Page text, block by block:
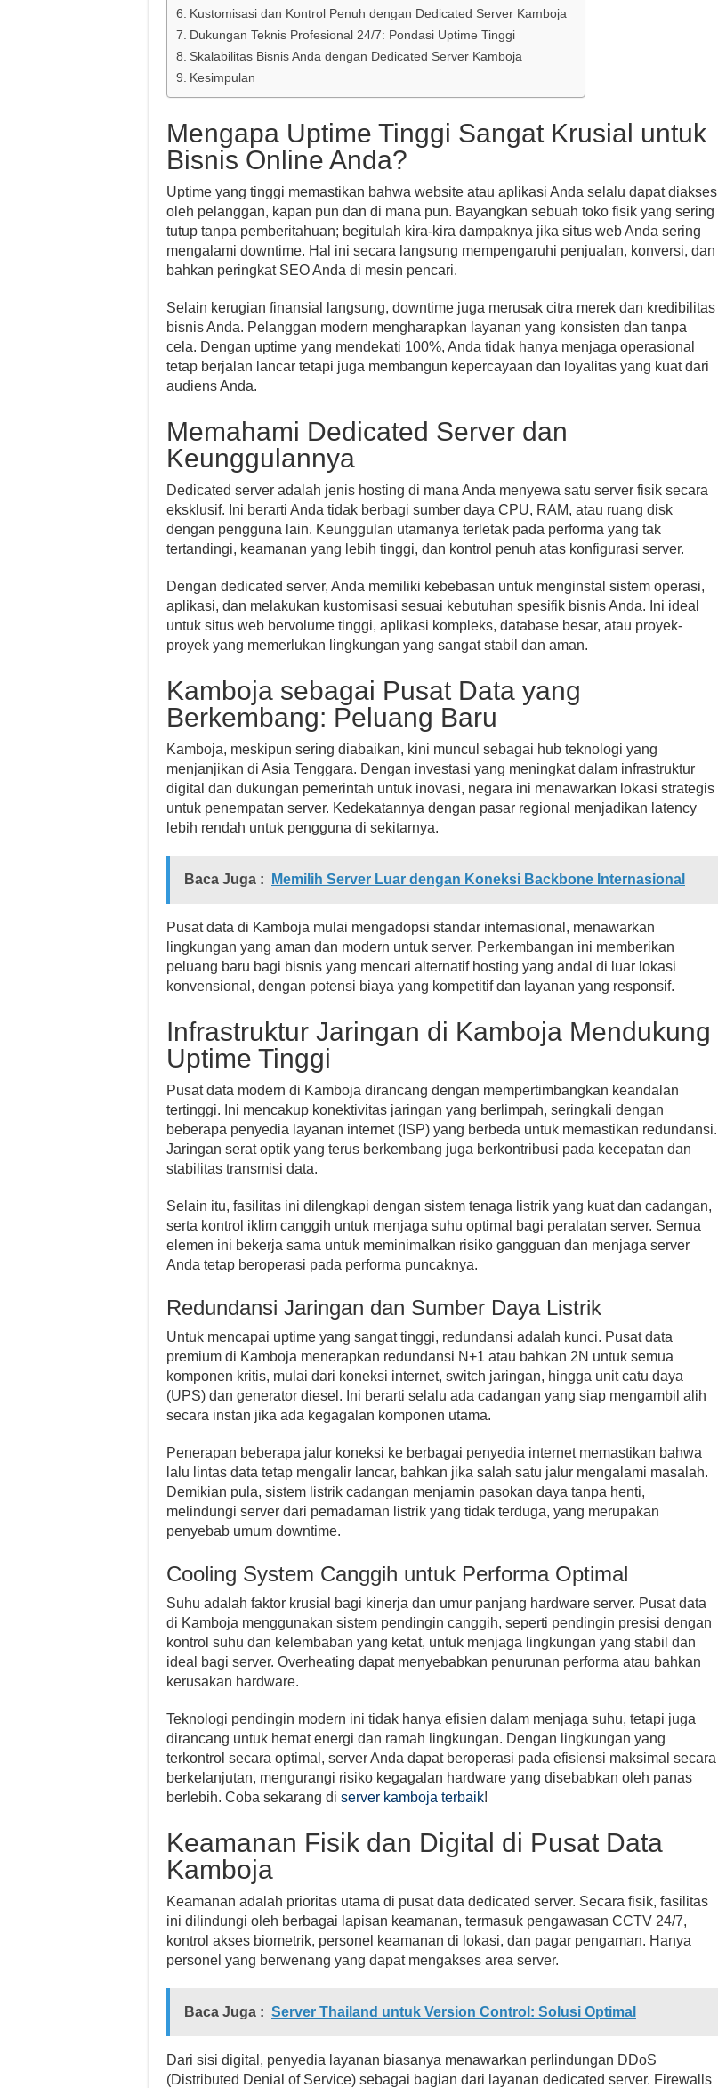
Kustomisasi dan Kontrol Penuh dengan Dedicated Server Kamboja
Dukungan Teknis Profesional 24/7: Pondasi Uptime Tinggi
Skalabilitas Bisnis Anda dengan Dedicated Server Kamboja
Kesimpulan
Mengapa Uptime Tinggi Sangat Krusial untuk
Bisnis Online Anda?
Uptime yang tinggi memastikan bahwa website atau aplikasi Anda selalu dapat diakses
oleh pelanggan, kapan pun dan di mana pun. Bayangkan sebuah toko fisik yang sering
tutup tanpa pemberitahuan; begitulah kira-kira dampaknya jika situs web Anda sering
mengalami downtime. Hal ini secara langsung mempengaruhi penjualan, konversi, dan
bahkan peringkat SEO Anda di mesin pencari.
Selain kerugian finansial langsung, downtime juga merusak citra merek dan kredibilitas
bisnis Anda. Pelanggan modern mengharapkan layanan yang konsisten dan tanpa
cela. Dengan uptime yang mendekati 100%, Anda tidak hanya menjaga operasional
tetap berjalan lancar tetapi juga membangun kepercayaan dan loyalitas yang kuat dari
audiens Anda.
Memahami Dedicated Server dan
Keunggulannya
Dedicated server adalah jenis hosting di mana Anda menyewa satu server fisik secara
eksklusif. Ini berarti Anda tidak berbagi sumber daya CPU, RAM, atau ruang disk
dengan pengguna lain. Keunggulan utamanya terletak pada performa yang tak
tertandingi, keamanan yang lebih tinggi, dan kontrol penuh atas konfigurasi server.
Dengan dedicated server, Anda memiliki kebebasan untuk menginstal sistem operasi,
aplikasi, dan melakukan kustomisasi sesuai kebutuhan spesifik bisnis Anda. Ini ideal
untuk situs web bervolume tinggi, aplikasi kompleks, database besar, atau proyek-
proyek yang memerlukan lingkungan yang sangat stabil dan aman.
Kamboja sebagai Pusat Data yang
Berkembang: Peluang Baru
Kamboja, meskipun sering diabaikan, kini muncul sebagai hub teknologi yang
menjanjikan di Asia Tenggara. Dengan investasi yang meningkat dalam infrastruktur
digital dan dukungan pemerintah untuk inovasi, negara ini menawarkan lokasi strategis
untuk penempatan server. Kedekatannya dengan pasar regional menjadikan latency
lebih rendah untuk pengguna di sekitarnya.
Baca Juga : Memilih Server Luar dengan Koneksi Backbone Internasional
Pusat data di Kamboja mulai mengadopsi standar internasional, menawarkan
lingkungan yang aman dan modern untuk server. Perkembangan ini memberikan
peluang baru bagi bisnis yang mencari alternatif hosting yang andal di luar lokasi
konvensional, dengan potensi biaya yang kompetitif dan layanan yang responsif.
Infrastruktur Jaringan di Kamboja Mendukung
Uptime Tinggi
Pusat data modern di Kamboja dirancang dengan mempertimbangkan keandalan
tertinggi. Ini mencakup konektivitas jaringan yang berlimpah, seringkali dengan
beberapa penyedia layanan internet (ISP) yang berbeda untuk memastikan redundansi.
Jaringan serat optik yang terus berkembang juga berkontribusi pada kecepatan dan
stabilitas transmisi data.
Selain itu, fasilitas ini dilengkapi dengan sistem tenaga listrik yang kuat dan cadangan,
serta kontrol iklim canggih untuk menjaga suhu optimal bagi peralatan server. Semua
elemen ini bekerja sama untuk meminimalkan risiko gangguan dan menjaga server
Anda tetap beroperasi pada performa puncaknya.
Redundansi Jaringan dan Sumber Daya Listrik
Untuk mencapai uptime yang sangat tinggi, redundansi adalah kunci. Pusat data
premium di Kamboja menerapkan redundansi N+1 atau bahkan 2N untuk semua
komponen kritis, mulai dari koneksi internet, switch jaringan, hingga unit catu daya
(UPS) dan generator diesel. Ini berarti selalu ada cadangan yang siap mengambil alih
secara instan jika ada kegagalan komponen utama.
Penerapan beberapa jalur koneksi ke berbagai penyedia internet memastikan bahwa
lalu lintas data tetap mengalir lancar, bahkan jika salah satu jalur mengalami masalah.
Demikian pula, sistem listrik cadangan menjamin pasokan daya tanpa henti,
melindungi server dari pemadaman listrik yang tidak terduga, yang merupakan
penyebab umum downtime.
Cooling System Canggih untuk Performa Optimal
Suhu adalah faktor krusial bagi kinerja dan umur panjang hardware server. Pusat data
di Kamboja menggunakan sistem pendingin canggih, seperti pendingin presisi dengan
kontrol suhu dan kelembaban yang ketat, untuk menjaga lingkungan yang stabil dan
ideal bagi server. Overheating dapat menyebabkan penurunan performa atau bahkan
kerusakan hardware.
Teknologi pendingin modern ini tidak hanya efisien dalam menjaga suhu, tetapi juga
dirancang untuk hemat energi dan ramah lingkungan. Dengan lingkungan yang
terkontrol secara optimal, server Anda dapat beroperasi pada efisiensi maksimal secara
berkelanjutan, mengurangi risiko kegagalan hardware yang disebabkan oleh panas
berlebih. Coba sekarang di server kamboja terbaik!
Keamanan Fisik dan Digital di Pusat Data
Kamboja
Keamanan adalah prioritas utama di pusat data dedicated server. Secara fisik, fasilitas
ini dilindungi oleh berbagai lapisan keamanan, termasuk pengawasan CCTV 24/7,
kontrol akses biometrik, personel keamanan di lokasi, dan pagar pengaman. Hanya
personel yang berwenang yang dapat mengakses area server.
Baca Juga : Server Thailand untuk Version Control: Solusi Optimal
Dari sisi digital, penyedia layanan biasanya menawarkan perlindungan DDoS
(Distributed Denial of Service) sebagai bagian dari layanan dedicated server. Firewalls